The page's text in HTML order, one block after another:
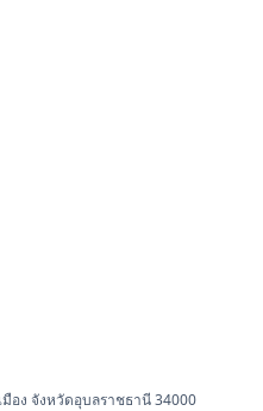
อง จังหวัดอุบลราชธานี 34000